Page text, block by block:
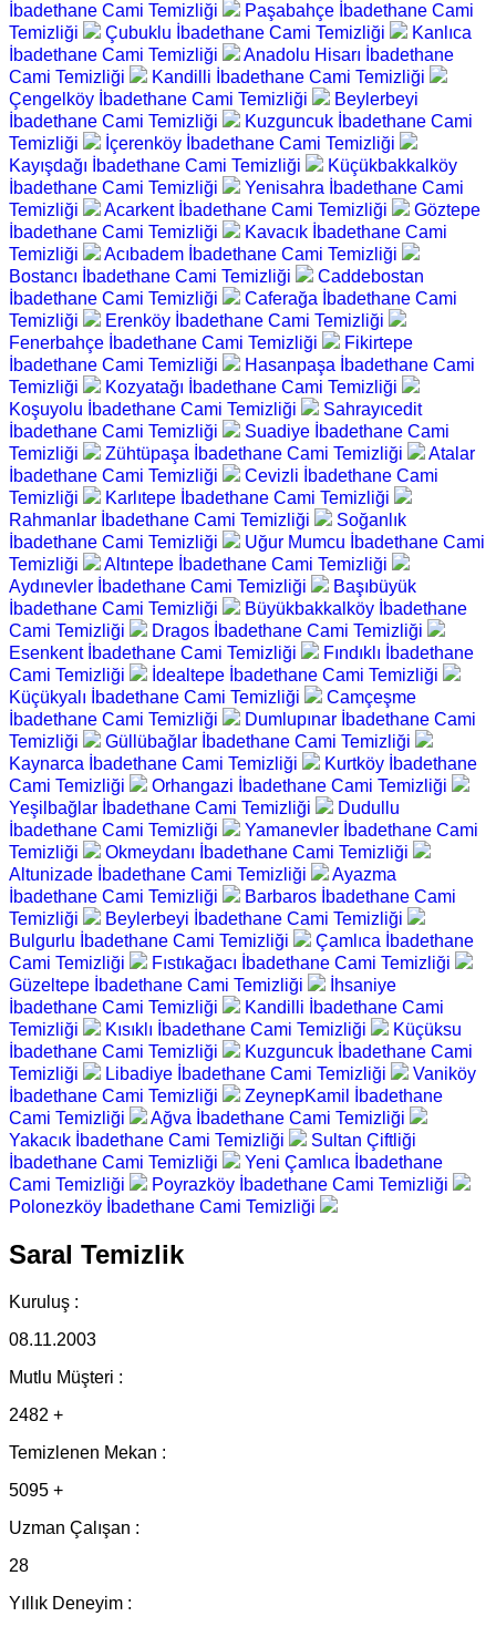
İbadethane Cami Temizliği
Paşabahçe İbadethane Cami
Temizliği
Çubuklu İbadethane Cami Temizliği
Kanlıca
İbadethane Cami Temizliği
Anadolu Hisarı İbadethane
Cami Temizliği
Kandilli İbadethane Cami Temizliği
Çengelköy İbadethane Cami Temizliği
Beylerbeyi
İbadethane Cami Temizliği
Kuzguncuk İbadethane Cami
Temizliği
İçerenköy İbadethane Cami Temizliği
Kayışdağı İbadethane Cami Temizliği
Küçükbakkalköy
İbadethane Cami Temizliği
Yenisahra İbadethane Cami
Temizliği
Acarkent İbadethane Cami Temizliği
Göztepe
İbadethane Cami Temizliği
Kavacık İbadethane Cami
Temizliği
Acıbadem İbadethane Cami Temizliği
Bostancı İbadethane Cami Temizliği
Caddebostan
İbadethane Cami Temizliği
Caferağa İbadethane Cami
Temizliği
Erenköy İbadethane Cami Temizliği
Fenerbahçe İbadethane Cami Temizliği
Fikirtepe
İbadethane Cami Temizliği
Hasanpaşa İbadethane Cami
Temizliği
Kozyatağı İbadethane Cami Temizliği
Koşuyolu İbadethane Cami Temizliği
Sahrayıcedit
İbadethane Cami Temizliği
Suadiye İbadethane Cami
Temizliği
Zühtüpaşa İbadethane Cami Temizliği
Atalar
İbadethane Cami Temizliği
Cevizli İbadethane Cami
Temizliği
Karlıtepe İbadethane Cami Temizliği
Rahmanlar İbadethane Cami Temizliği
Soğanlık
İbadethane Cami Temizliği
Uğur Mumcu İbadethane Cami
Temizliği
Altıntepe İbadethane Cami Temizliği
Aydınevler İbadethane Cami Temizliği
Başıbüyük
İbadethane Cami Temizliği
Büyükbakkalköy İbadethane
Cami Temizliği
Dragos İbadethane Cami Temizliği
Esenkent İbadethane Cami Temizliği
Fındıklı İbadethane
Cami Temizliği
İdealtepe İbadethane Cami Temizliği
Küçükyalı İbadethane Cami Temizliği
Camçeşme
İbadethane Cami Temizliği
Dumlupınar İbadethane Cami
Temizliği
Güllübağlar İbadethane Cami Temizliği
Kaynarca İbadethane Cami Temizliği
Kurtköy İbadethane
Cami Temizliği
Orhangazi İbadethane Cami Temizliği
Yeşilbağlar İbadethane Cami Temizliği
Dudullu
İbadethane Cami Temizliği
Yamanevler İbadethane Cami
Temizliği
Okmeydanı İbadethane Cami Temizliği
Altunizade İbadethane Cami Temizliği
Ayazma
İbadethane Cami Temizliği
Barbaros İbadethane Cami
Temizliği
Beylerbeyi İbadethane Cami Temizliği
Bulgurlu İbadethane Cami Temizliği
Çamlıca İbadethane
Cami Temizliği
Fıstıkağacı İbadethane Cami Temizliği
Güzeltepe İbadethane Cami Temizliği
İhsaniye
İbadethane Cami Temizliği
Kandilli İbadethane Cami
Temizliği
Kısıklı İbadethane Cami Temizliği
Küçüksu
İbadethane Cami Temizliği
Kuzguncuk İbadethane Cami
Temizliği
Libadiye İbadethane Cami Temizliği
Vaniköy
İbadethane Cami Temizliği
ZeynepKamil İbadethane
Cami Temizliği
Ağva İbadethane Cami Temizliği
Yakacık İbadethane Cami Temizliği
Sultan Çiftliği
İbadethane Cami Temizliği
Yeni Çamlıca İbadethane
Cami Temizliği
Poyrazköy İbadethane Cami Temizliği
Polonezköy İbadethane Cami Temizliği
Saral Temizlik
Kuruluş :
08.11.2003
Mutlu Müşteri :
2482 +
Temizlenen Mekan :
5095 +
Uzman Çalışan :
28
Yıllık Deneyim :